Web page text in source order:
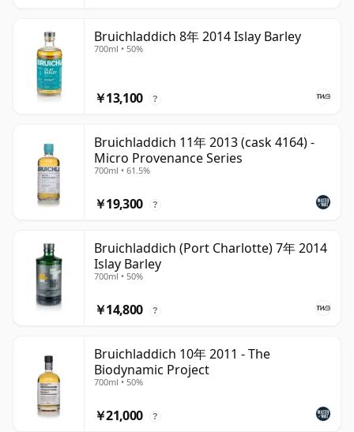
Bruichladdich 8年 2014 Islay Barley
700ml • 50%
￥13,100 ?
Bruichladdich 11年 2013 (cask 4164) -
Micro Provenance Series
700ml • 61.5%
￥19,300 ?
Bruichladdich (Port Charlotte) 7年 2014
Islay Barley
700ml • 50%
￥14,800 ?
Bruichladdich 10年 2011 - The
Biodynamic Project
700ml • 50%
￥21,000 ?